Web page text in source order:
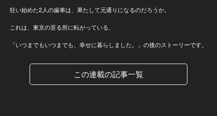
狂い始めた2人の歯車は、果たして元通りになるのだろうか。
これは、東京の至る所に転がっている、
「いつまでもいつまでも、幸せに暮らしました。」の後のストーリーです。
この連載の記事一覧